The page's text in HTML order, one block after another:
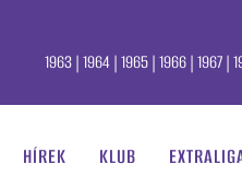
1963 | 1964 | 1965 | 1966 | 1967 |
HÍREK KLUB